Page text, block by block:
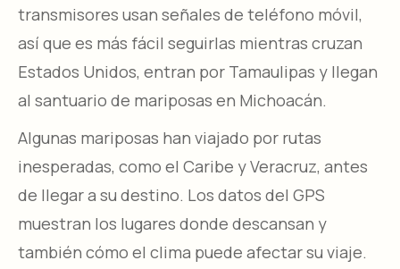
transmisores usan señales de teléfono móvil,
así que es más fácil seguirlas mientras cruzan
Estados Unidos, entran por Tamaulipas y llegan
al santuario de mariposas en Michoacán.
Algunas mariposas han viajado por rutas
inesperadas, como el Caribe y Veracruz, antes
de llegar a su destino. Los datos del GPS
muestran los lugares donde descansan y
también cómo el clima puede afectar su viaje.